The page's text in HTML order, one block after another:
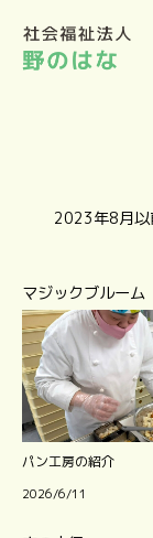
2023年8月以
マジックブルーム
パン工房の紹介
2026/6/11